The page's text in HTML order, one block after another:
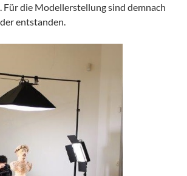
die Modellerstellung sind demnach
entstanden.